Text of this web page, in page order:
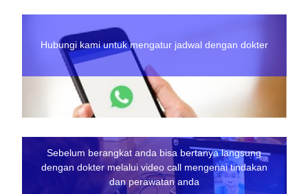
Hubungi kami untuk mengatur jadwal dengan dokter
Sebelum berangkat anda bisa bertanya langsung
dengan dokter melalui video call mengenai tindakan
dan perawatan anda